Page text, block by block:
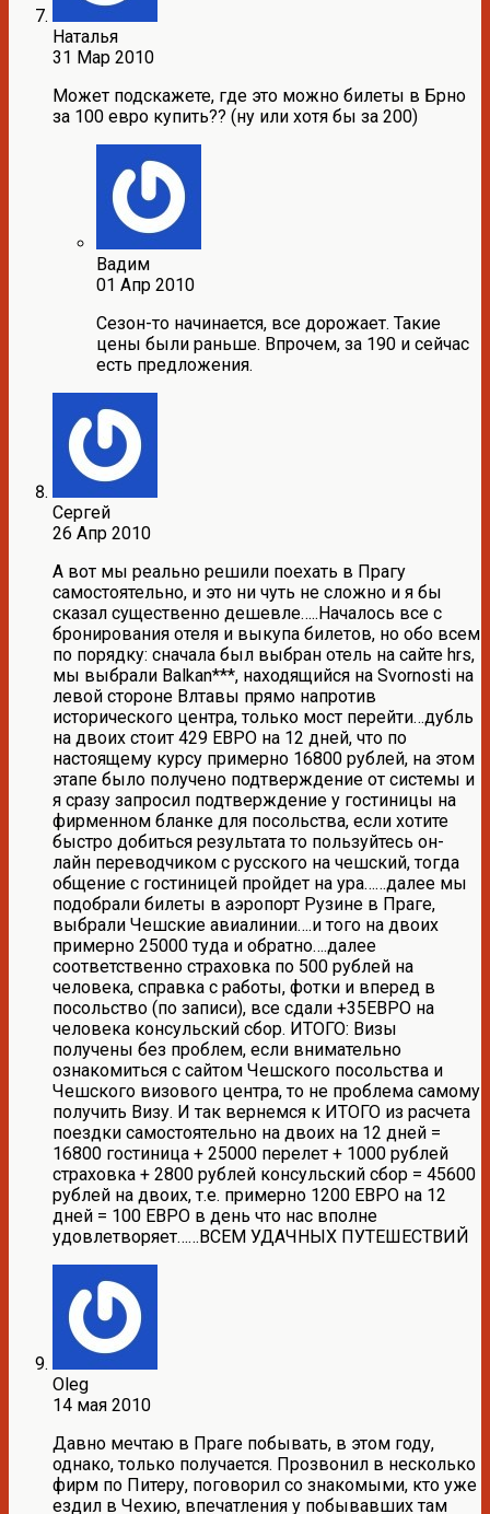
Наталья
31 Мар 2010
Может подскажете, где это можно билеты в Брно
за 100 евро купить?? (ну или хотя бы за 200)
Вадим
01 Апр 2010
Сезон-то начинается, все дорожает. Такие
цены были раньше. Впрочем, за 190 и сейчас
есть предложения.
Сергей
26 Апр 2010
А вот мы реально решили поехать в Прагу
самостоятельно, и это ни чуть не сложно и я бы
сказал существенно дешевле…..Началось все с
бронирования отеля и выкупа билетов, но обо всем
по порядку: сначала был выбран отель на сайте hrs,
мы выбрали Balkan***, находящийся на Svornosti на
левой стороне Влтавы прямо напротив
исторического центра, только мост перейти…дубль
на двоих стоит 429 ЕВРО на 12 дней, что по
настоящему курсу примерно 16800 рублей, на этом
этапе было получено подтверждение от системы и
я сразу запросил подтверждение у гостиницы на
фирменном бланке для посольства, если хотите
быстро добиться результата то пользуйтесь он-
лайн переводчиком с русского на чешский, тогда
общение с гостиницей пройдет на ура……далее мы
подобрали билеты в аэропорт Рузине в Праге,
выбрали Чешские авиалинии….и того на двоих
примерно 25000 туда и обратно….далее
соответственно страховка по 500 рублей на
человека, справка с работы, фотки и вперед в
посольство (по записи), все сдали +35ЕВРО на
человека консульский сбор. ИТОГО: Визы
получены без проблем, если внимательно
ознакомиться с сайтом Чешского посольства и
Чешского визового центра, то не проблема самому
получить Визу. И так вернемся к ИТОГО из расчета
поездки самостоятельно на двоих на 12 дней =
16800 гостиница + 25000 перелет + 1000 рублей
страховка + 2800 рублей консульский сбор = 45600
рублей на двоих, т.е. примерно 1200 ЕВРО на 12
дней = 100 ЕВРО в день что нас вполне
удовлетворяет……ВСЕМ УДАЧНЫХ ПУТЕШЕСТВИЙ
Oleg
14 мая 2010
Давно мечтаю в Праге побывать, в этом году,
однако, только получается. Прозвонил в несколько
фирм по Питеру, поговорил со знакомыми, кто уже
ездил в Чехию, впечатления у побывавших там